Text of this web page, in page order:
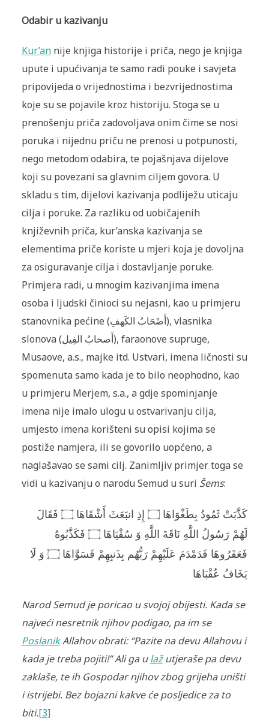
Odabir u kazivanju
Kur’annije knjiga historije i priča, nego je knjiga
upute i upućivanja te samo radi pouke i savjeta
pripovijeda o vrijednostima i bezvrijednostima
koje su se pojavile kroz historiju. Stoga se u
prenošenju priča zadovoljava onim čime se nosi
poruka i nijednu priču ne prenosi u potpunosti,
nego metodom odabira, te pojašnjava dijelove
koji su povezani sa glavnim ciljem govora. U
skladu s tim, dijelovi kazivanja podliježu uticaju
cilja i poruke. Za razliku od uobičajenih
književnih priča, kur’anska kazivanja se
elementima priče koriste u mjeri koja je dovoljna
za osiguravanje cilja i dostavljanje poruke.
Primjera radi, u mnogim kazivanjima imena
osoba i ljudski činioci su nejasni, kao u primjeru
stanovnika pećine (أَصْحَابُ الکَهفِ), vlasnika
slonova (أَصحابُ الفِيل), faraonove supruge,
Musaove, a.s., majke itd. Ustvari, imena ličnosti su
spomenuta samo kada je to bilo neophodno, kao
u primjeru Merjem, s.a., a gdje spominjanje
imena nije imalo ulogu u ostvarivanju cilja,
umjesto imena korišteni su opisi kojima se
postiže namjera, ili se govorilo uopćeno, a
naglašavao se sami cilj. Zanimljiv primjer toga se
vidi u kazivanju o narodu Semud u suri Šems:
كَذَّبَتْ ثَمُودُ بِطَغْوَاهَا ۝ إِذِ انبَعَثَ أَشْقَاهَا ۝ فَقَالَ
لَهُمْ رَسُولُ اللَّهِ نَاقَةَ اللَّهِ وَ سُقْيَاهَا ۝ فَكَذَّبُوهُ
فَعَقَرُوهَا فَدَمْدَمَ عَلَيْهِمْ رَبُّهُم بِذَنبِهِمْ فَسَوَّاهَا ۝ وَ لَا
يَخَافُ عُقْبَاهَا
Narod Semud je poricao u svojoj obijesti. Kada se
najveći nesretnik njihov podigao, pa im se
PoslanikAllahov obrati: “Pazite na devu Allahovu i
kada je treba pojiti!” Ali ga ulažutjeraše pa devu
zaklaše, te ih Gospodar njihov zbog grijeha uništi
i istrijebi. Bez bojazni kakve će posljedice za to
biti.[3]